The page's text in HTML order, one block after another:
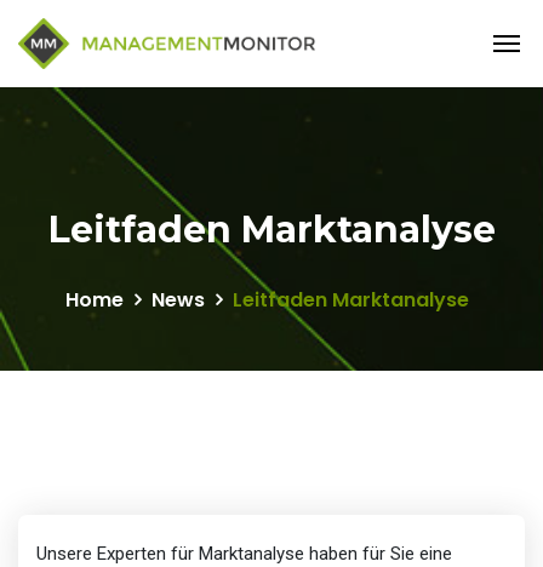
Leitfaden Marktanalyse
Home News Leitfaden Marktanalyse
Unsere Experten für Marktanalyse haben für Sie eine